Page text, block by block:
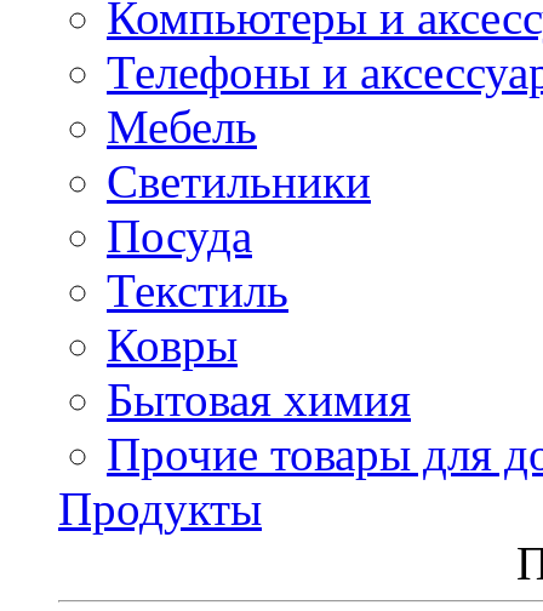
Компьютеры и
Телефоны и
Мебель
Светильники
Посуда
Текстиль
Ковры
Бытовая химия
Прочие товары для
Продукты